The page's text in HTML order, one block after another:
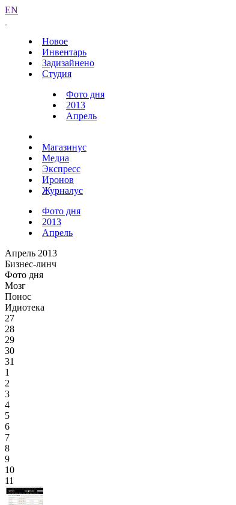
EN
Новое
Инвентарь
Задизайнено
Студия
Фото дня
2013
Апрель
Магазинус
Медиа
Экспресс
Иронов
Журналус
Фото дня
2013
Апрель
Апрель 2013
Бизнес-линч
Фото дня
Мозг
Понос
Идиотека
27
28
29
30
31
1
2
3
4
5
6
7
8
9
10
11